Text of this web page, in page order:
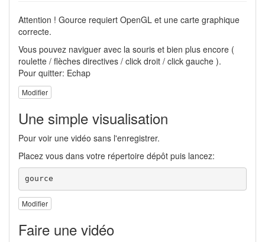
Attention ! Gource requiert OpenGL et une carte graphique
correcte.
Vous pouvez naviguer avec la souris et bien plus encore (
roulette / flèches directives / click droit / click gauche ).
Pour quitter: Echap
Modifier
Une simple visualisation
Pour voir une vidéo sans l'enregistrer.
Placez vous dans votre répertoire dépôt puis lancez:
gource
Modifier
Faire une vidéo